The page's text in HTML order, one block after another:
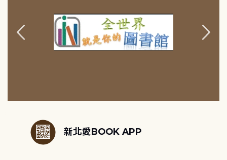
新北愛BOOK APP